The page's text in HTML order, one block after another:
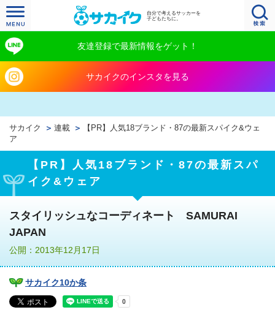
自分で考えるサッカーを
子どもたちに。
友達登録で最新情報をゲット！
サカイクのインスタを見る
サカイク 連載
【PR】人気18ブランド・87の最新スパイク&ウェ
ア
【PR】人気18ブランド・87の最新スパ
イク&ウェア
スタイリッシュなコーディネート SAMURAI
JAPAN
公開：2013年12月17日
サカイク10か条